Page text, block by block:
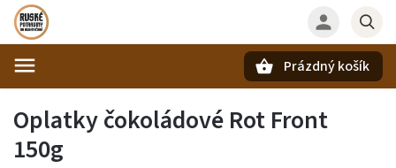
Prázdný košík
Oplatky čokoládové Rot Front
150g